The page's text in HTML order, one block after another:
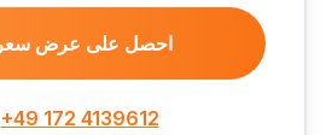
احصل على عرض
+49 172 4139612